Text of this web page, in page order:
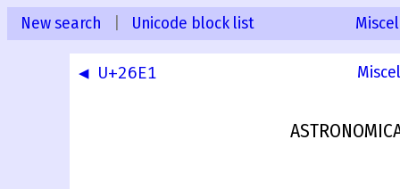
New search Unicode block list
◀ U+26E1